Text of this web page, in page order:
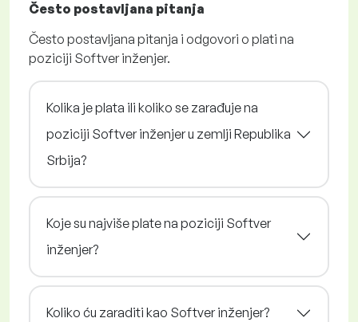
Često postavljana pitanja
Često postavljana pitanja i odgovori o plati na
poziciji Softver inženjer.
Kolika je plata ili koliko se zarađuje na
poziciji Softver inženjer u zemlji Republika
Srbija?
Koje su najviše plate na poziciji Softver
inženjer?
Koliko ću zaraditi kao Softver inženjer?